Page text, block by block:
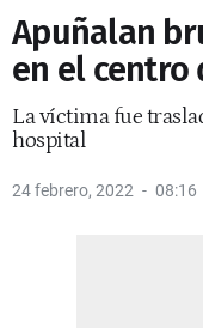
Apuñalan
en el centro
La víctima fue
hospital
24 febrero, 2022 08:16